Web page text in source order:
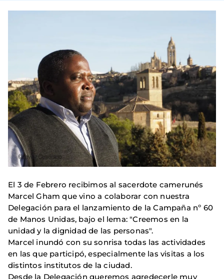
El 3 de Febrero recibimos al sacerdote camerunés
Marcel Gham que vino a colaborar con nuestra
Delegación para el lanzamiento de la Campaña nº 60
de Manos Unidas, bajo el lema: "Creemos en la
unidad y la dignidad de las personas".
Marcel inundó con su sonrisa todas las actividades
en las que participó, especialmente las visitas a los
distintos institutos de la ciudad.
Desde la Delegación queremos agredecerle muy